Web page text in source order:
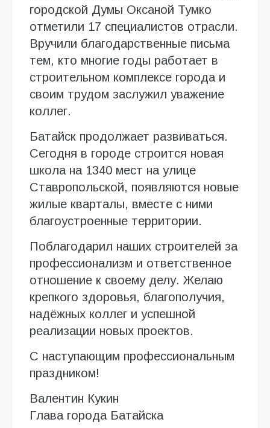
городской Думы Оксаной Тумко
отметили 17 специалистов отрасли.
Вручили благодарственные письма
тем, кто многие годы работает в
строительном комплексе города и
своим трудом заслужил уважение
коллег.
Батайск продолжает развиваться.
Сегодня в городе строится новая
школа на 1340 мест на улице
Ставропольской, появляются новые
жилые кварталы, вместе с ними
благоустроенные территории.
Поблагодарил наших строителей за
профессионализм и ответственное
отношение к своему делу. Желаю
крепкого здоровья, благополучия,
надёжных коллег и успешной
реализации новых проектов.
С наступающим профессиональным
праздником!
Валентин Кукин
Глава города Батайска